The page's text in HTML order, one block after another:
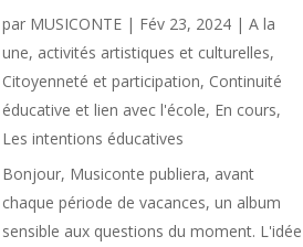
par MUSICONTE | Fév 23, 2024 |A la
une, activités artistiques et culturelles,
Citoyenneté et participation, Continuité
éducative et lien avec l'école, En cours,
Les intentions éducatives
Bonjour, Musiconte publiera, avant
chaque période de vacances, un album
sensible aux questions du moment. L'idée